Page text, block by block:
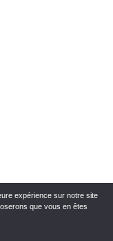
expérience sur notre site
que vous en êtes